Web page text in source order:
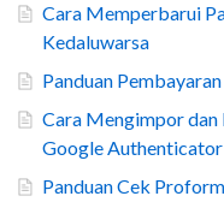
Cara Memperbarui
Kedaluwarsa
Panduan
Cara Mengimpor
Google Authenticator
Panduan Cek